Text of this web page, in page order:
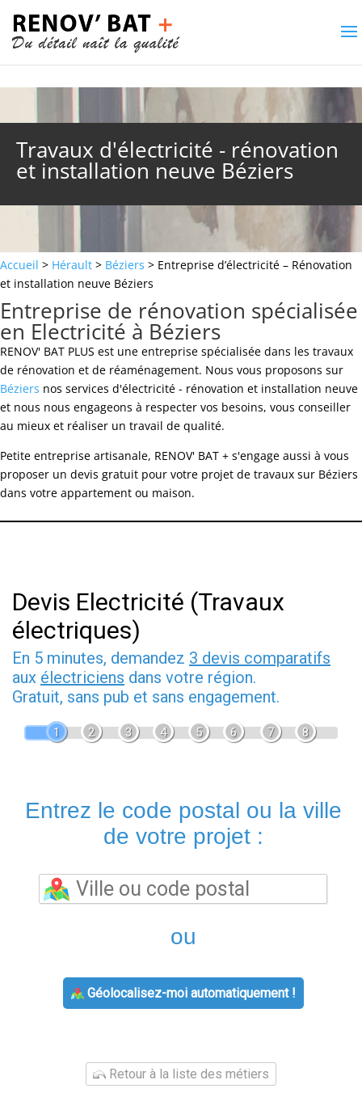
Travaux d'électricité - rénovation
et installation neuve Béziers
Accueil > Hérault > Béziers > Entreprise d’électricité – Rénovation
et installation neuve Béziers
Entreprise de rénovation spécialisée
en Electricité à Béziers
RENOV' BAT PLUS est une entreprise spécialisée dans les travaux
de rénovation et de réaménagement. Nous vous proposons sur
Béziers nos services d'électricité - rénovation et installation neuve
et nous nous engageons à respecter vos besoins, vous conseiller
au mieux et réaliser un travail de qualité.
Petite entreprise artisanale, RENOV' BAT + s'engage aussi à vous
proposer un devis gratuit pour votre projet de travaux sur Béziers
dans votre appartement ou maison.
Devis Electricité (Travaux
électriques)
En 5 minutes, demandez 3 devis comparatifs
aux électriciens dans votre région.
Gratuit, sans pub et sans engagement.
1 2 3 4 5 6 7 8
Entrez le code postal ou la ville
de votre projet :
ou
Géolocalisez-moi automatiquement !
Retour à la liste des métiers